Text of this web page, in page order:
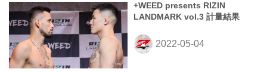
+WEED presents RIZIN
LANDMARK vol.3 計量結果